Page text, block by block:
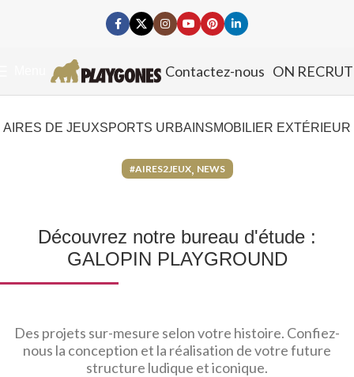
Contactez-nous ON
AIRES DE JEUXSPORTS URBAINSMOBILIER EXTÉRIEUR
#AIRES2JEUX, NEWS
Découvrez notre bureau d'étude :
GALOPIN PLAYGROUND
Des projets sur-mesure selon votre histoire. Confiez-
nous la conception et la réalisation de votre future
structure ludique et iconique.